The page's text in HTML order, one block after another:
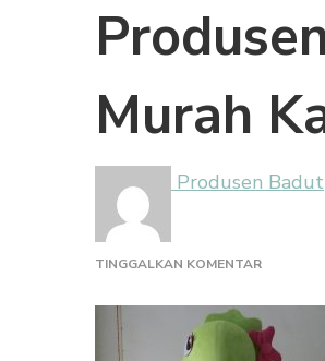
Murah
Produsen Badut
TINGGALKAN KOMENTARPADA
BADUT
ULANG
TAHUN